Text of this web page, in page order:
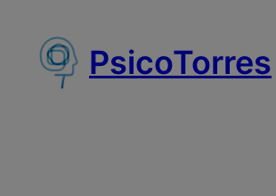
contenido
PsicoTorres